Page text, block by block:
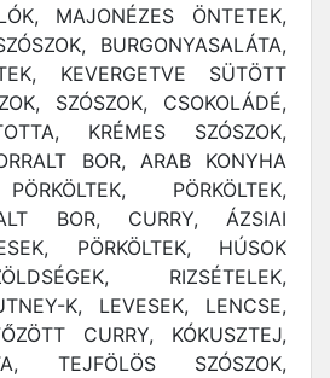
MAJONÉZES ÖNTETEK,
BURGONYASALÁTA,
KEVERGETVE SÜTÖTT
SZÓSZOK, CSOKOLÁDÉ,
KRÉMES SZÓSZOK,
BOR, ARAB KONYHA
PÖRKÖLTEK,
BOR, CURRY, ÁZSIAI
PÖRKÖLTEK, HÚSOK
RIZSÉTELEK,
K, LEVESEK, LENCSE,
CURRY, KÓKUSZTEJ,
TEJFÖLÖS SZÓSZOK,